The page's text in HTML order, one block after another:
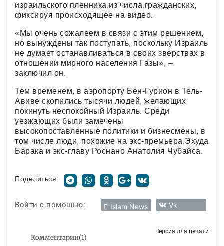
израильского пленника из числа гражданских,
фиксируя происходящее на видео.
«Мы очень сожалеем в связи с этим решением,
но вынуждены так поступать, поскольку Израиль
не думает останавливаться в своих зверствах в
отношении мирного населения Газы», –
заключил он.
Тем временем, в аэропорту Бен-Гурион в Тель-
Авиве скопились тысячи людей, желающих
покинуть неспокойный Израиль. Среди
уезжающих были замечены
высокопоставленные политики и бизнесмены, в
том числе люди, похожие на экс-премьера Эхуда
Барака и экс-главу Роснано Анатолия Чубайса.
Поделиться:
Войти с помощью: Islam News Vk
Комментарии(1)
Версия для печати